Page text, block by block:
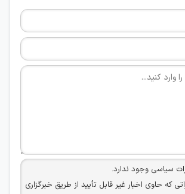
سیاسی وجود ندارد.
که حاوی اخبار غیر قابل تأیید از طریق خبرگزاری